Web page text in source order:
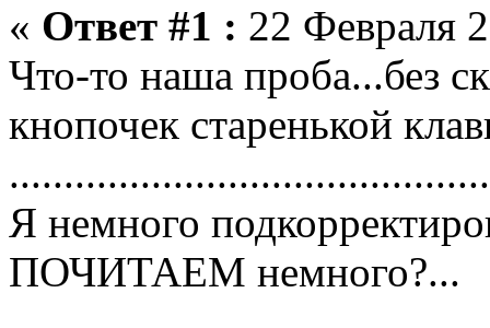
« Ответ #1 : 22 Февраля
Что-то наша проба...без
кнопочек старенькой
Я немного
ПОЧИТАЕМ немного?...